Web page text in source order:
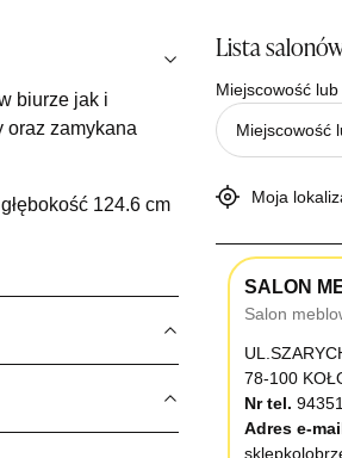
biurze jak i
oraz zamykana
124.6 cm
Lista
Miejscowość
Moja
SALON
Salon
78-100
Nr tel.
Adres e-